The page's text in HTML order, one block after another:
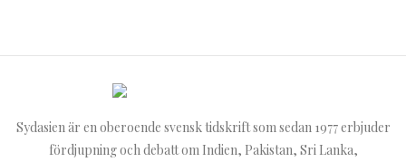
Sydasien är en oberoende svensk tidskrift som sedan 1977 erbjuder
fördjupning och debatt om Indien, Pakistan, Sri Lanka,